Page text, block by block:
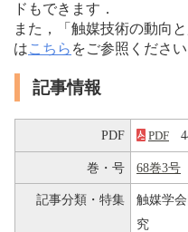
ドもできます．
また，「触媒技術の動向
はこちら をご参照ください
記事情報
PDF PDF
巻・号 68巻3号
記事分類・特集 触媒学
究